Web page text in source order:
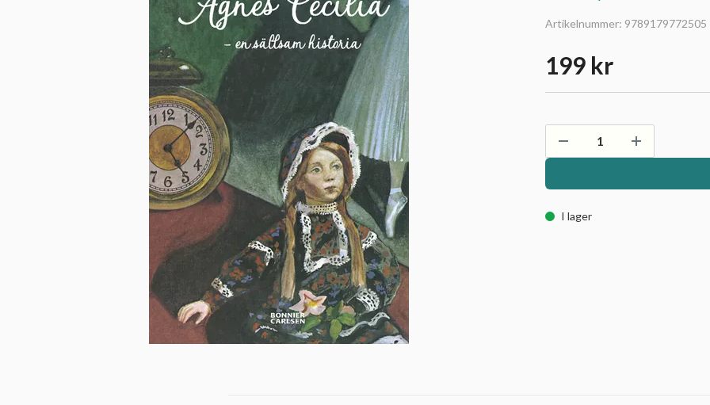
Artikelnummer: 9789179772505
199 kr
I lager